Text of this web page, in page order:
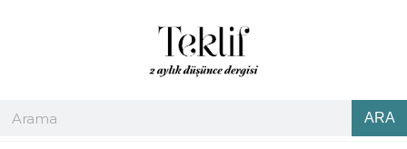
ARA